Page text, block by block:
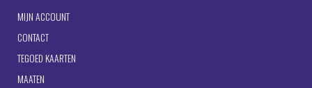
MIJN ACCOUNT
CONTACT
TEGOED KAARTEN
MAATEN